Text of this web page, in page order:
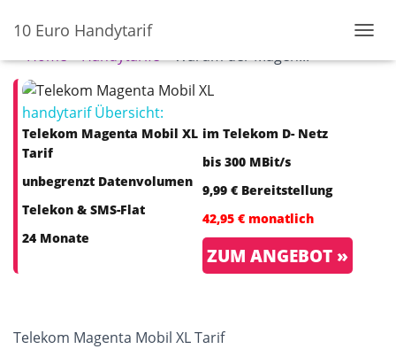
10 Euro Handytarif
A
Home»Handytarife»Warum der Magen...
handytarif Übersicht:
Telekom Magenta Mobil XL
Tarif
unbegrenzt Datenvolumen
Telekon & SMS-Flat
24 Monate
im Telekom D- Netz
bis 300 MBit/s
9,99 € Bereitstellung
42,95 € monatlich
ZUM ANGEBOT »
Telekom Magenta Mobil XL Tarif